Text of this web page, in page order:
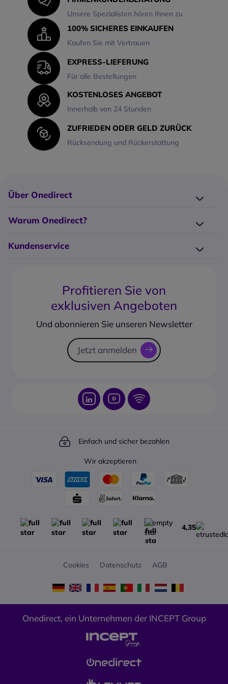
Unsere Spezialisten hören Ihnen zu
100% SICHERES EINKAUFEN
Kaufen Sie mit Vertrauen
EXPRESS-LIEFERUNG
Für alle Bestellungen
KOSTENLOSES ANGEBOT
Innerhalb von 24 Stunden
ZUFRIEDEN ODER GELD ZURÜCK
Rücksendung und Rückerstattung
Über Onedirect
Unsere Hersteller
Warum Onedirect?
Geschäftskonto erstellen
Corporate social responsability
Kundenservice
PayPal Ratenzahlung
Produkt vorbestellen
Rücksendungsformular
Profitieren Sie von
exklusiven Angeboten
Und abonnieren Sie unseren Newsletter
Jetzt anmelden
Einfach und sicher bezahlen
Wir akzeptieren
4,35
Cookies Datenschutz AGB
Onedirect, ein Unternehmen der INCEPT Group